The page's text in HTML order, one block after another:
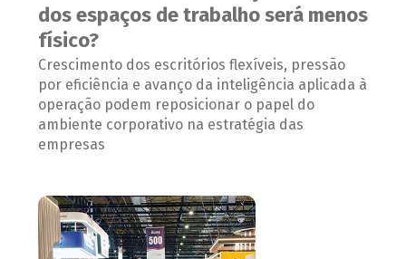
dos espaços de trabalho será menos
físico?
Crescimento dos escritórios flexíveis, pressão
por eficiência e avanço da inteligência aplicada à
operação podem reposicionar o papel do
ambiente corporativo na estratégia das
empresas